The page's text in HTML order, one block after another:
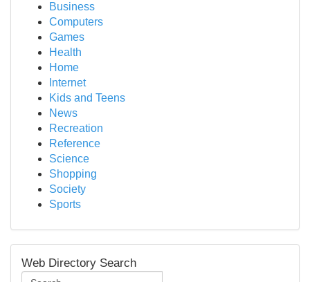
Business
Computers
Games
Health
Home
Internet
Kids and Teens
News
Recreation
Reference
Science
Shopping
Society
Sports
Web Directory Search